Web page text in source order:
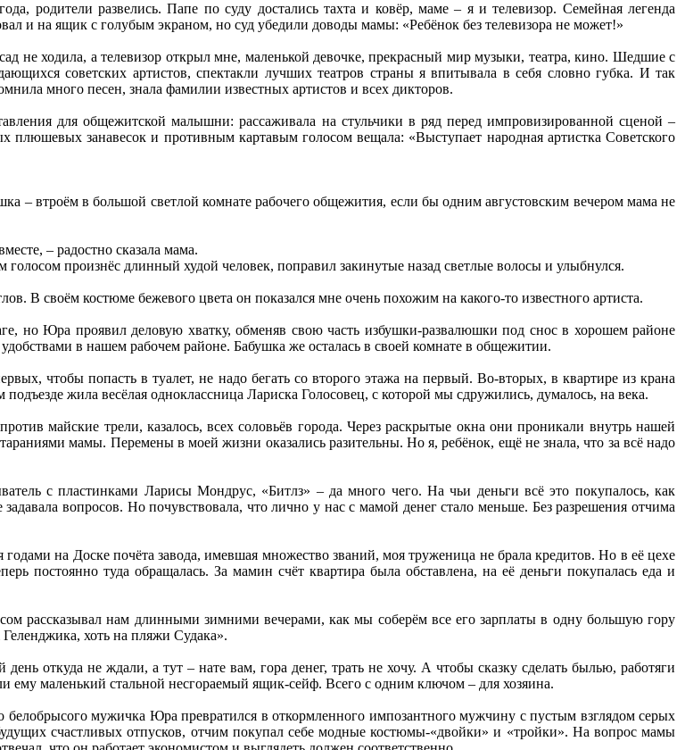
родители развелись. Папе по суду достались тахта и ковёр, маме – я и телевизор. Семейная легенда
и на ящик с голубым экраном, но суд убедили доводы мамы: «Ребёнок без телевизора не может!»
не ходила, а телевизор открыл мне, маленькой девочке, прекрасный мир музыки, театра, кино. Шедшие с
советских артистов, спектакли лучших театров страны я впитывала в себя словно губка. И так
много песен, знала фамилии известных артистов и всех дикторов.
для общежитской малышни: рассаживала на стульчики в ряд перед импровизированной сценой –
плюшевых занавесок и противным картавым голосом вещала: «Выступает народная артистка Советского
– втроём в большой светлой комнате рабочего общежития, если бы одним августовским вечером мама не
– радостно сказала мама.
голосом произнёс длинный худой человек, поправил закинутые назад светлые волосы и улыбнулся.
В своём костюме бежевого цвета он показался мне очень похожим на какого-то известного артиста.
но Юра проявил деловую хватку, обменяв свою часть избушки-развалюшки под снос в хорошем районе
в нашем рабочем районе. Бабушка же осталась в своей комнате в общежитии.
чтобы попасть в туалет, не надо бегать со второго этажа на первый. Во-вторых, в квартире из крана
подъезде жила весёлая одноклассница Лариска Голосовец, с которой мы сдружились, думалось, на века.
майские трели, казалось, всех соловьёв города. Через раскрытые окна они проникали внутрь нашей
мамы. Перемены в моей жизни оказались разительны. Но я, ребёнок, ещё не знала, что за всё надо
с пластинками Ларисы Мондрус, «Битлз» – да много чего. На чьи деньги всё это покупалось, как
вопросов. Но почувствовала, что лично у нас с мамой денег стало меньше. Без разрешения отчима
на Доске почёта завода, имевшая множество званий, моя труженица не брала кредитов. Но в её цехе
постоянно туда обращалась. За мамин счёт квартира была обставлена, на её деньги покупалась еда и
рассказывал нам длинными зимними вечерами, как мы соберём все его зарплаты в одну большую гору
хоть на пляжи Судака».
откуда не ждали, а тут – нате вам, гора денег, трать не хочу. А чтобы сказку сделать былью, работяги
ему маленький стальной несгораемый ящик-сейф. Всего с одним ключом – для хозяина.
белобрысого мужичка Юра превратился в откормленного импозантного мужчину с пустым взглядом серых
счастливых отпусков, отчим покупал себе модные костюмы-«двойки» и «тройки». На вопрос мамы